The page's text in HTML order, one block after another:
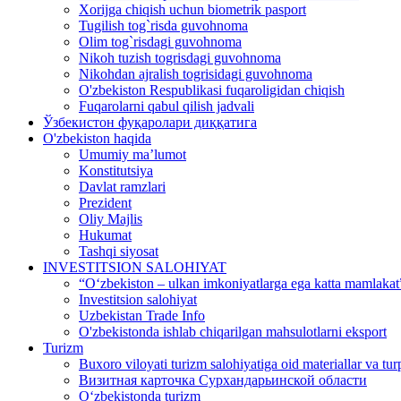
Xorijga chiqish uchun biometrik pasport
Tugilish tog`risda guvohnoma
Olim tog`risdagi guvohnoma
Nikoh tuzish togrisdagi guvohnoma
Nikohdan ajralish togrisidagi guvohnoma
O'zbekiston Respublikasi fuqaroligidan chiqish
Fuqarolarni qabul qilish jadvali
Ўзбекистон фуқаролари диққатига
O'zbekiston haqida
Umumiy ma’lumot
Konstitutsiya
Davlat ramzlari
Prezident
Oliy Majlis
Hukumat
Tashqi siyosat
INVESTITSION SALOHIYAT
“Oʻzbekiston – ulkan imkoniyatlarga ega katta
Investitsion salohiyat
Uzbekistan Trade Info
O'zbekistonda ishlab chiqarilgan mahsulotlarni eksport
Turizm
Buxoro viloyati turizm salohiyatiga oid materiallar va
Визитная карточка Сурхандарьинской области
Oʻzbekistonda turizm